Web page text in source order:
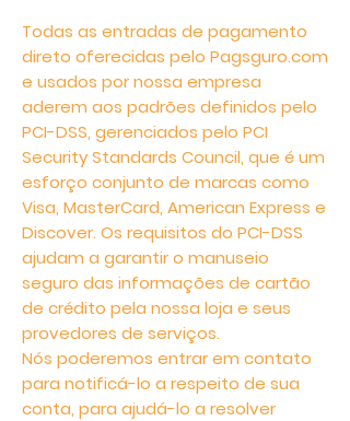
Todas as entradas de pagamento
direto oferecidas pelo Pagsguro.com
e usados por nossa empresa
aderem aos padrões definidos pelo
PCI-DSS, gerenciados pelo PCI
Security Standards Council, que é um
esforço conjunto de marcas como
Visa, MasterCard, American Express e
Discover. Os requisitos do PCI-DSS
ajudam a garantir o manuseio
seguro das informações de cartão
de crédito pela nossa loja e seus
provedores de serviços.
Nós poderemos entrar em contato
para notificá-lo a respeito de sua
conta, para ajudá-lo a resolver